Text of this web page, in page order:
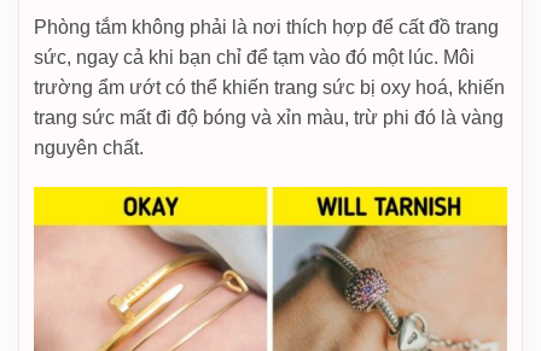
Phòng tắm không phải là nơi thích hợp để cất đồ trang
sức, ngay cả khi bạn chỉ để tạm vào đó một lúc. Môi
trường ẩm ướt có thể khiến trang sức bị oxy hoá, khiến
trang sức mất đi độ bóng và xỉn màu, trừ phi đó là vàng
nguyên chất.